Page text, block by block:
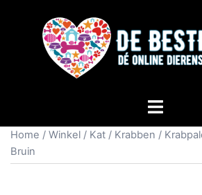
Home / Winkel / Kat / Krabben /
Bruin